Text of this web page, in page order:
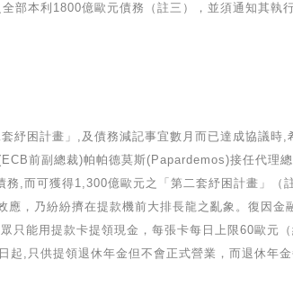
部本利1800億歐元債務（註三），並須通知其執
困計畫」,及債務減記事宜數月而已達成協議時
前副總裁)帕帕德莫斯(Papardemos)接任代理
,而可獲得1,300億歐元之「第二套紓困計畫」（
，乃紛紛擠在提款機前大排長龍之亂象。復因
只能用提款卡提領現金，每張卡每日上限60歐元
,只供提領退休年金但不會正式營業，而退休年金